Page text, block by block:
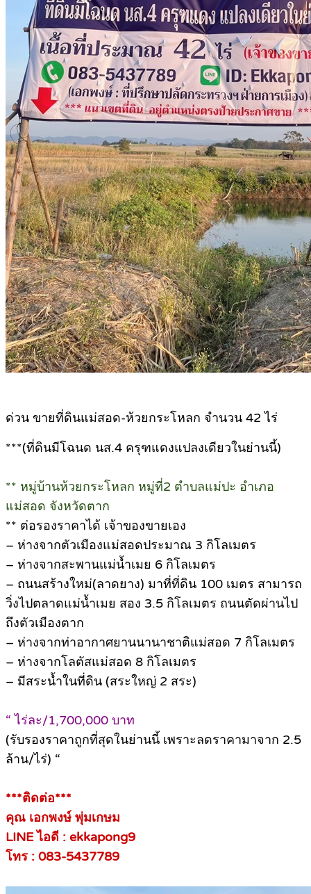
ด่วน ขายที่ดินแม่สอด-ห้วยกระโหลก จำนวน 42 ไร่
***(ที่ดินมีโฉนด นส.4 ครุฑแดงแปลงเดียวในย่านนี้)
** หมู่บ้านห้วยกระโหลก หมู่ที่2 ตำบลแม่ปะ อำเภอ
แม่สอด จังหวัดตาก
** ต่อรองราคาได้ เจ้าของขายเอง
– ห่างจากตัวเมืองแม่สอดประมาณ 3 กิโลเมตร
– ห่างจากสะพานแม่น้ำเมย 6 กิโลเมตร
– ถนนสร้างใหม่(ลาดยาง) มาที่ที่ดิน 100 เมตร สามารถ
วิ่งไปตลาดแม่น้ำเมย สอง 3.5 กิโลเมตร ถนนตัดผ่านไป
ถึงตัวเมืองตาก
– ห่างจากท่าอากาศยานนานาชาติแม่สอด 7 กิโลเมตร
– ห่างจากโลตัสแม่สอด 8 กิโลเมตร
– มีสระน้ำในที่ดิน (สระใหญ่ 2 สระ)
“ ไร่ละ/1,700,000 บาท
(รับรองราคาถูกที่สุดในย่านนี้ เพราะลดราคามาจาก 2.5
ล้าน/ไร่) “
***ติดต่อ***
คุณ เอกพงษ์ พุ่มเกษม
LINE ไอดี : ekkapong9
โทร : 083-5437789